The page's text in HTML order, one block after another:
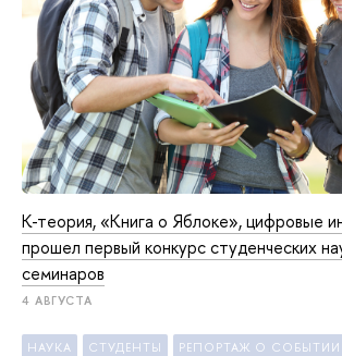
К-теория, «Книга о Яблоке», цифровые
прошел первый конкурс студенческих
семинаров
4 АВГУСТА
НАУКА СТУДЕНТЫ РЕПОРТАЖ О СОБЫТИИ